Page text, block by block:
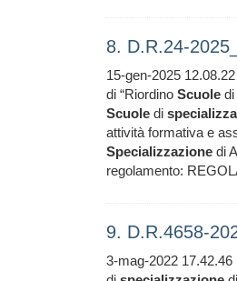
8. D.R.24-
15-gen-2025 12.08.22
di “Riordino Scuole di
Scuole di
attività formativa e
Specializzazione di
regolamento:
9. D.R.4658-
3-mag-2022 17.42.46